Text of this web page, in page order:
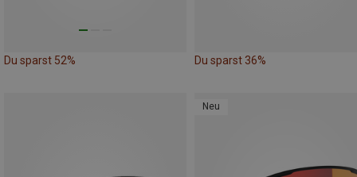
Du sparst 52% Du sparst 36%
Neu